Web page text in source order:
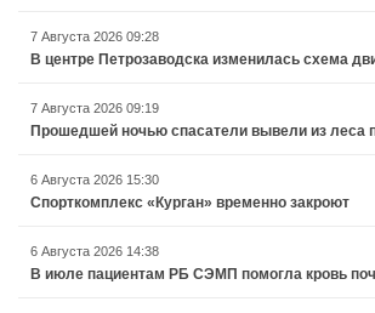
7 Августа 2026 09:28
В центре Петрозаводска изменилась схема
7 Августа 2026 09:19
Прошедшей ночью спасатели вывели из леса
6 Августа 2026 15:30
Спорткомплекс «Курган» временно закроют
6 Августа 2026 14:38
В июле пациентам РБ СЭМП помогла кровь